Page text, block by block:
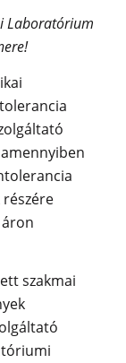
Laboratórium
szakmai